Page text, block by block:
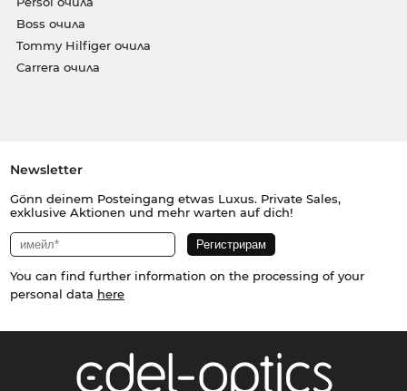
Boss очила
Tommy Hilfiger очила
Carrera очила
Newsletter
Gönn deinem Posteingang etwas Luxus. Private Sales,
exklusive Aktionen und mehr warten auf dich!
You can find further information on the processing of your
personal data here